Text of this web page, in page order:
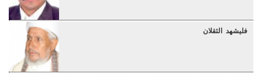
فليشهد الثقلان